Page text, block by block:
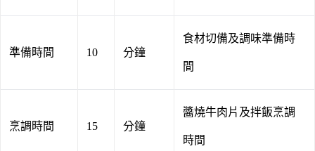
準備時間 10 分鐘
食材切備及調味準備時
間
烹調時間 15 分鐘
醬燒牛肉片及拌飯烹調
時間